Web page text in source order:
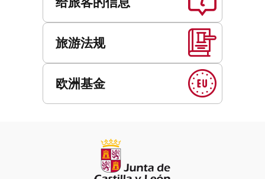
旅游法规
欧洲基金